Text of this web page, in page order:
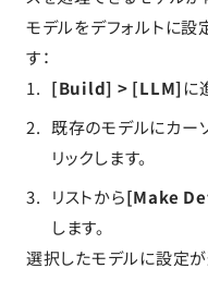
モデルをデフォルトに
す：
[Build] > [LLM]に
既存のモデルにカー
リックします。
リストから[Make
します。
選択したモデルに設定が